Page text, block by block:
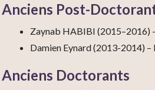
Anciens Post-
Zaynab HABIBI (2015–2016)
Damien Eynard (2013-2014)
Anciens Doctorants